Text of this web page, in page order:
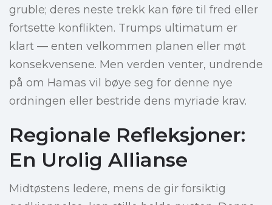
gruble; deres neste trekk kan føre til fred eller
fortsette konflikten. Trumps ultimatum er
klart — enten velkommen planen eller møt
konsekvensene. Men verden venter, undrende
på om Hamas vil bøye seg for denne nye
ordningen eller bestride dens myriade krav.
Regionale Refleksjoner:
En Urolig Allianse
Midtøstens ledere, mens de gir forsiktig